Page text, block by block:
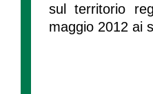
sul territorio
maggio 2012 ai